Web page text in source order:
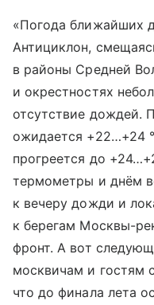
«Погода ближайших
Антициклон,
в районы Средней
и окрестностях
отсутствие дождей.
ожидается +22…+24
прогреется до
термометры и днём
к вечеру дожди и
к берегам Москвы-
фронт. А вот
москвичам и гостям
что до финала лета